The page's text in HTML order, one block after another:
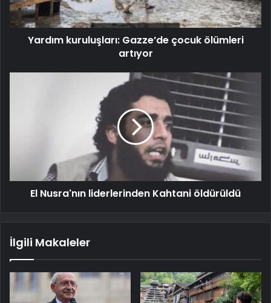
Yardım kuruluşları: Gazze’de çocuk ölümleri
artıyor
El Nusra'nın liderlerinden Kahtani öldürüldü
İlgili Makaleler